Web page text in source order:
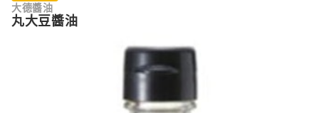
大德醬油
丸大豆醬油